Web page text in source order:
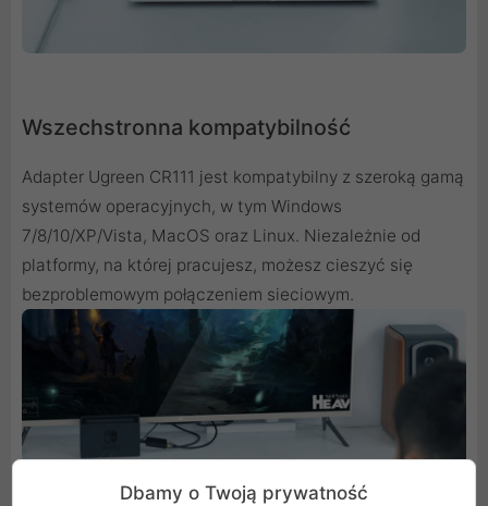
Wszechstronna kompatybilność
Adapter Ugreen CR111 jest kompatybilny z szeroką gamą
systemów operacyjnych, w tym Windows
7/8/10/XP/Vista, MacOS oraz Linux. Niezależnie od
platformy, na której pracujesz, możesz cieszyć się
bezproblemowym połączeniem sieciowym.
Dbamy o Twoją prywatność